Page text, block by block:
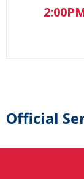
Official